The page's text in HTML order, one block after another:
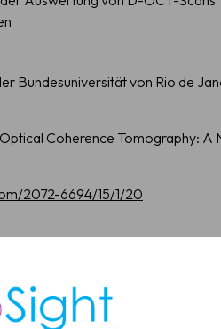
Bundesuniversität von Rio de
Coherence Tomography:
2072-6694/15/1/20
schnellere und zuverlässigere